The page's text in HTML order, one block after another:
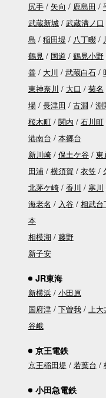
尻手
矢向 鹿島田
武蔵新城
武蔵溝ノ口
島
稲田堤 八丁畷
鶴見
国道 鶴見小野
善
大川 武蔵白石
東神奈川
大口 菊名
場
長津田 古淵 淵
桜木町
関内 石川町
港南台
本郷台
新川崎
保土ケ谷 東
田浦
横須賀 衣笠
北茅ケ崎
香川 寒川
海老名
入谷 相武台
本
相模湖
藤野
新子安
JR東海
新横浜
小田原
国府津
下曽我 上大
谷峨
京王電鉄
京王稲田堤 若葉台
小田急電鉄